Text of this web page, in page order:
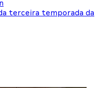
terceira temporada da